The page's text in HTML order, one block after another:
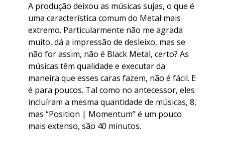
A produção deixou as músicas sujas, o que é
uma característica comum do Metal mais
extremo. Particularmente não me agrada
muito, dá a impressão de desleixo, mas se
não for assim, não é Black Metal, certo? As
músicas têm qualidade e executar da
maneira que esses caras fazem, não é fácil. E
é para poucos. Tal como no antecessor, eles
incluíram a mesma quantidade de músicas, 8,
mas “Position | Momentum” é um pouco
mais extenso, são 40 minutos.